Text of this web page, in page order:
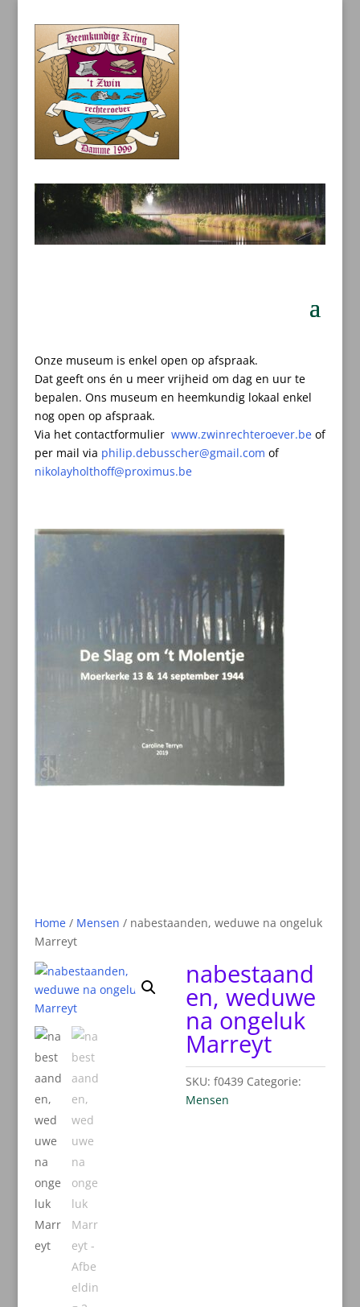
Onze museum is enkel open op afspraak.
Dat geeft ons én u meer vrijheid om dag en uur te
bepalen. Ons museum en heemkundig lokaal enkel
nog open op afspraak.
Via het contactformulier www.zwinrechteroever.be of
per mail via philip.debusscher@gmail.com of
nikolayholthoff@proximus.be
Home/ Mensen / nabestaanden, weduwe na ongeluk
Marreyt
nabestaand
en, weduwe
na ongeluk
Marreyt
SKU:f0439 Categorie:
Mensen